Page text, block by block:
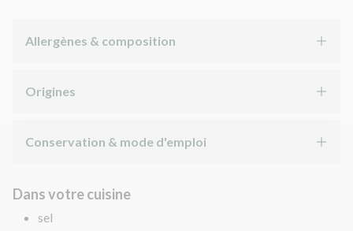
Allergènes & composition
Origines
Conservation & mode d'emploi
Dans votre cuisine
sel